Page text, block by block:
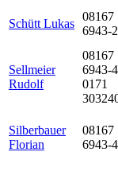
Schütt Lukas
08167
6943-
Sellmeier
Rudolf
08167
6943-
0171
Silberbauer
Florian
08167
6943-